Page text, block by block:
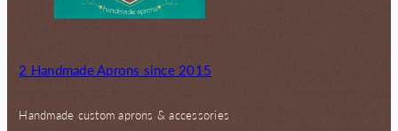
2 Handmade Aprons since 2015
Handmade custom aprons & accessories